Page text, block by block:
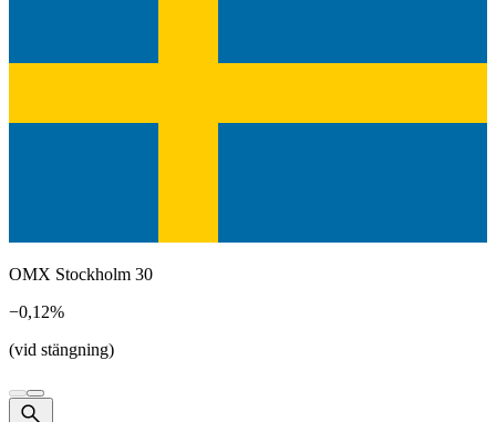
OMX Stockholm 30
−0,12%
(vid stängning)